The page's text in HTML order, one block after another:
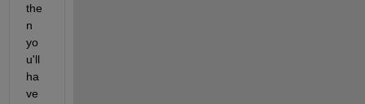
the
n
yo
u'll
ha
ve